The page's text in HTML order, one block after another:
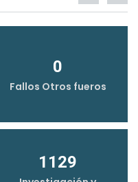
0
Fallos Otros fueros
1129